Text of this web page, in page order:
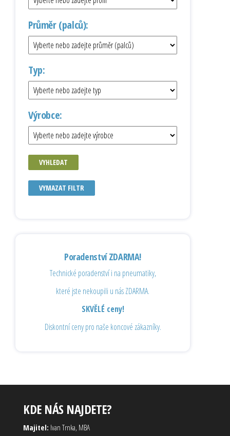
Průměr (palců):
Typ:
Výrobce:
VYHLEDAT
VYMAZAT FILTR
Poradenství ZDARMA!
Technické poradenství i na pneumatiky,
které jste nekoupili u nás ZDARMA.
SKVĚLÉ ceny!
Diskontní ceny pro naše koncové zákazníky.
KDE NÁS NAJDETE?
Majitel: Ivan Trnka, MBA